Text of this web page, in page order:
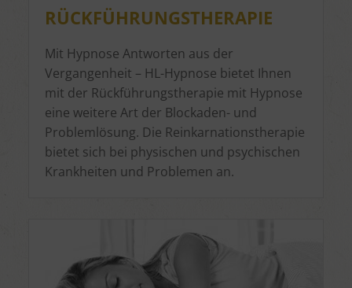
RÜCKFÜHRUNGSTHERAPIE
Mit Hypnose Antworten aus der
Vergangenheit – HL-Hypnose bietet Ihnen
mit der Rückführungstherapie mit Hypnose
eine weitere Art der Blockaden- und
Problemlösung. Die Reinkarnationstherapie
bietet sich bei physischen und psychischen
Krankheiten und Problemen an.